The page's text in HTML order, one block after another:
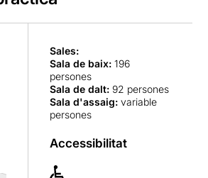
El quiosc és un lloc de culte
que li aporta tota la
informació local i mundial.
És un lloc petit, estret i
encongit pel davant del qual
passa i s’atura molta gent i
veure successos sense ser
Sales:
Sala de baix:196
persones
Sala de dalt:92 persones
Sala d'assaig:variable
persones
Accessibilitat